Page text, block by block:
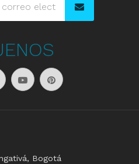
Bogotá